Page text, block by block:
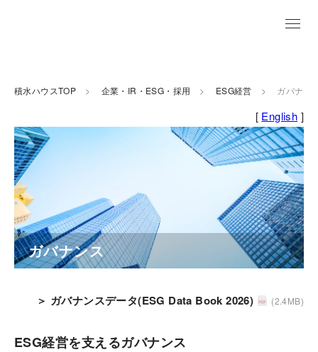
積水ハウスTOP 企業・IR・ESG・採用 ESG経営 ガバナン
[ English ]
ガバナンス
＞ ガバナンスデータ(ESG Data Book 2026) (2.4MB)
ESG経営を支えるガバナンス